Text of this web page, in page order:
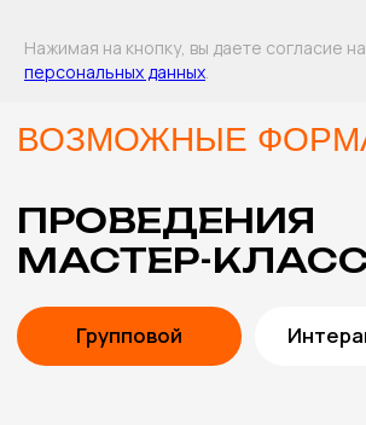
Нажимая на кнопку, вы даете согласие на
персональных данных
ВКЛЮЧЕНЫ
В СТОИМОСТЬ
ПОМОЩЬ В ВЫБОРЕ
мероприятия и возраста участников. Либо
разработаем эксклюзивный мастер-класс под вашу
задачу.
ПРОРАБОТКА КОНЦЕПЦИИ